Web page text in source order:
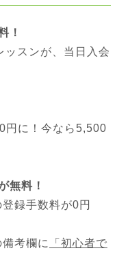
！
スンが、当日入会
円に！今なら5,500
無料！
録手数料が0円
考欄に
「初心者で